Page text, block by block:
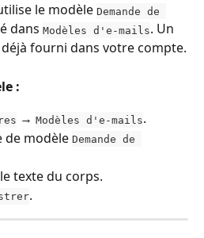
le modèle Demande de
dans Modèles d'e-mails. Un
fourni dans votre compte.
:
→ Modèles d'e-mails.
de modèle Demande de
texte du corps.
.